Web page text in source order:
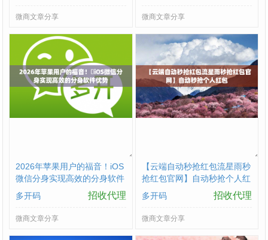
微商文章分享 微商文章分享
2026年苹果用户的福音！​iOS
微信分身实现高效的分身软件
优势
多开码 招收代理
微商文章分享
【云端自动秒抢红包流星雨秒
抢红包官网】自动秒抢个人红
包
多开码 招收代理
微商文章分享